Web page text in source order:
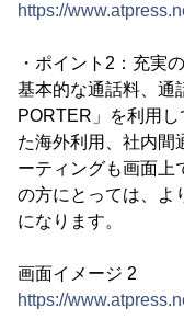
https://
・ポイント2：充実
基本的な通話料、通
PORTER」を利用
た海外利用、社内間
ーティングも画面上
の方にとっては、よ
になります。
画面イメージ 2
https://